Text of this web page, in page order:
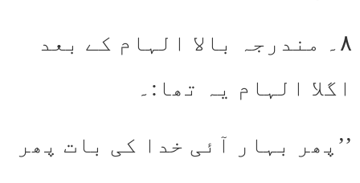
۸۔ مندرجہ بالا الہام کے بعد
اگلا الہام یہ تھا:۔
’’پھر بہار آئی خدا کی بات پھر